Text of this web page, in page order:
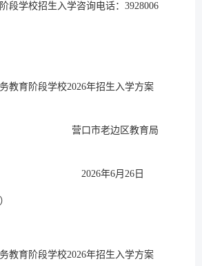
段学校招生入学咨询电话：3928006
教育阶段学校2026年招生入学方案
边区教育局
6月26日
教育阶段学校2026年招生入学方案